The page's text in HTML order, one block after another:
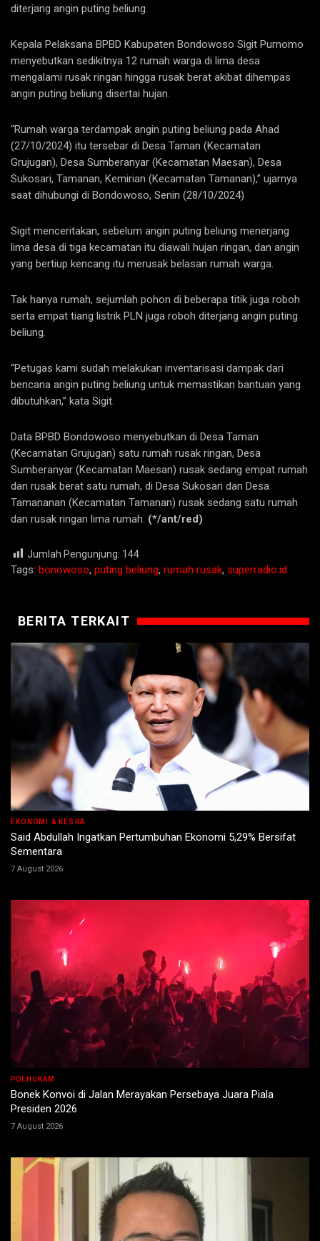
diterjang angin puting beliung.
Kepala Pelaksana BPBD Kabupaten Bondowoso Sigit Purnomo
menyebutkan sedikitnya 12 rumah warga di lima desa
mengalami rusak ringan hingga rusak berat akibat dihempas
angin puting beliung disertai hujan.
“Rumah warga terdampak angin puting beliung pada Ahad
(27/10/2024) itu tersebar di Desa Taman (Kecamatan
Grujugan), Desa Sumberanyar (Kecamatan Maesan), Desa
Sukosari, Tamanan, Kemirian (Kecamatan Tamanan),” ujarnya
saat dihubungi di Bondowoso, Senin (28/10/2024)
Sigit menceritakan, sebelum angin puting beliung menerjang
lima desa di tiga kecamatan itu diawali hujan ringan, dan angin
yang bertiup kencang itu merusak belasan rumah warga.
Tak hanya rumah, sejumlah pohon di beberapa titik juga roboh
serta empat tiang listrik PLN juga roboh diterjang angin puting
beliung.
“Petugas kami sudah melakukan inventarisasi dampak dari
bencana angin puting beliung untuk memastikan bantuan yang
dibutuhkan,” kata Sigit.
Data BPBD Bondowoso menyebutkan di Desa Taman
(Kecamatan Grujugan) satu rumah rusak ringan, Desa
Sumberanyar (Kecamatan Maesan) rusak sedang empat rumah
dan rusak berat satu rumah, di Desa Sukosari dan Desa
Tamananan (Kecamatan Tamanan) rusak sedang satu rumah
dan rusak ringan lima rumah. (*/ant/red)
Jumlah Pengunjung: 144
Tags: bonowoso, puting beliung, rumah rusak, superradio.id
BERITA TERKAIT
EKONOMI & KESRA
Said Abdullah Ingatkan Pertumbuhan Ekonomi 5,29% Bersifat
Sementara
7 August 2026
POLHUKAM
Bonek Konvoi di Jalan Merayakan Persebaya Juara Piala
Presiden 2026
7 August 2026